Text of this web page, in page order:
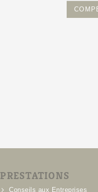
PRESTATIONS
Conseils aux Entreprises